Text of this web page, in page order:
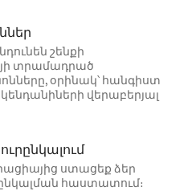
շենքի
տրամադրած
օրինակ՝ հանգիստ
վերաբերյալ
ստացեք ձեր
հաստատում։